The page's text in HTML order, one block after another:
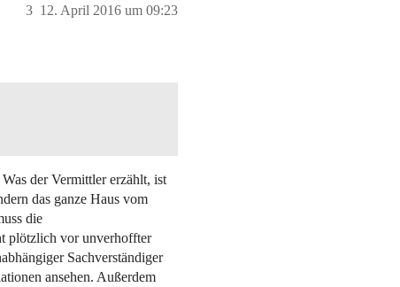
12. April 2016 um 09:23
3
der Vermittler erzählt, ist
das ganze Haus vom
die
plötzlich vor unverhoffter
Sachverständiger
ansehen. Außerdem